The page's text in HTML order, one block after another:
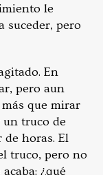
le
suceder, pero
En
pero aun
que mirar
un truco de
horas. El
truco, pero no
¿qué